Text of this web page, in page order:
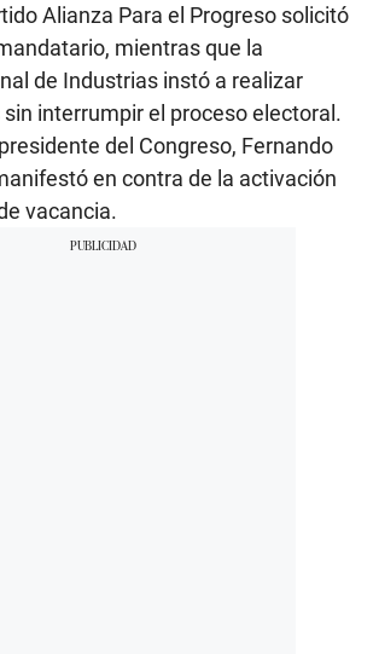
Alianza Para el Progreso solicitó
mientras que la
de Industrias instó a realizar
interrumpir el proceso electoral.
del Congreso, Fernando
en contra de la activación
vacancia.